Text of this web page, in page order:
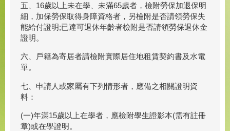
五、16歲以上未在學、未滿65歲者，檢附勞保加退保明
細，加保勞保取得身障資格者，另檢附是否請領勞保失
能給付證明;已達可退休年齡者檢附是否請領勞保退休金
證明。
六、戶籍為寄居者請檢附實際居住地租賃契約書及水電
單。
七、申請人或家屬有下列情形者，應備之相關證明資
料：
(一)年滿15歲以上在學者，應檢附學生證影本(需有註冊
章)或在學證明。